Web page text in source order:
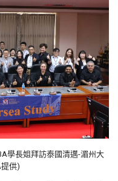
學長姐拜訪泰國清邁-湄州大
提供)